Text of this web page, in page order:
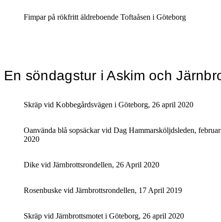
Fimpar på rökfritt äldreboende Toftaåsen i Göteborg
En söndagstur i Askim och
Skräp vid Kobbegårdsvägen i Göteborg, 26 april 2020
Oanvända blå sopsäckar vid Dag Hammarsköljdsleden,
2020
Dike vid Järnbrottsrondellen, 26 April 2020
Rosenbuske vid Järnbrottsrondellen, 17 April 2019
Skräp vid Järnbrottsmotet i Göteborg, 26 april 2020